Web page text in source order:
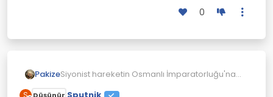
0
PakizeSiyonist hareketin Osmanlı İmparatorluğu'na